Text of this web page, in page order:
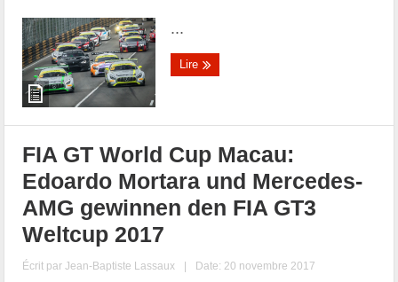
...
Lire
FIA GT World Cup Macau:
Edoardo Mortara und Mercedes-
AMG gewinnen den FIA GT3
Weltcup 2017
Écrit parJean-Baptiste Lassaux | Date: 20 novembre 2017